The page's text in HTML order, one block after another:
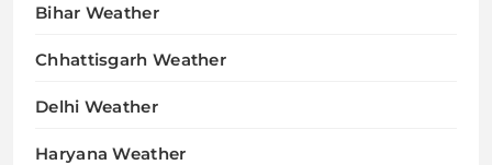
Bihar Weather
Chhattisgarh Weather
Delhi Weather
Haryana Weather